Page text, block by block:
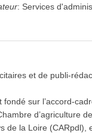
: Services
et de publi-
fondé sur l’accord-
d’agriculture
de la Loire